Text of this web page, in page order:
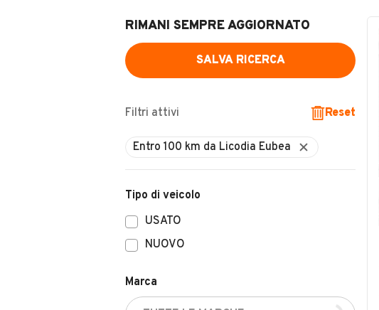
RIMANI SEMPRE AGGIORNATO
SALVA RICERCA
Filtri attivi Reset
Tipo di veicolo
USATO
NUOVO
Marca